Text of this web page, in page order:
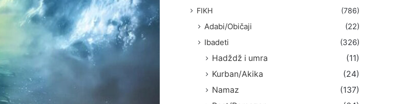
FIKH (786)
Adabi/Običaji
(22)
Ibadeti
(326)
Hadždž i umra
(11)
Kurban/Akika
(24)
Namaz
(137)